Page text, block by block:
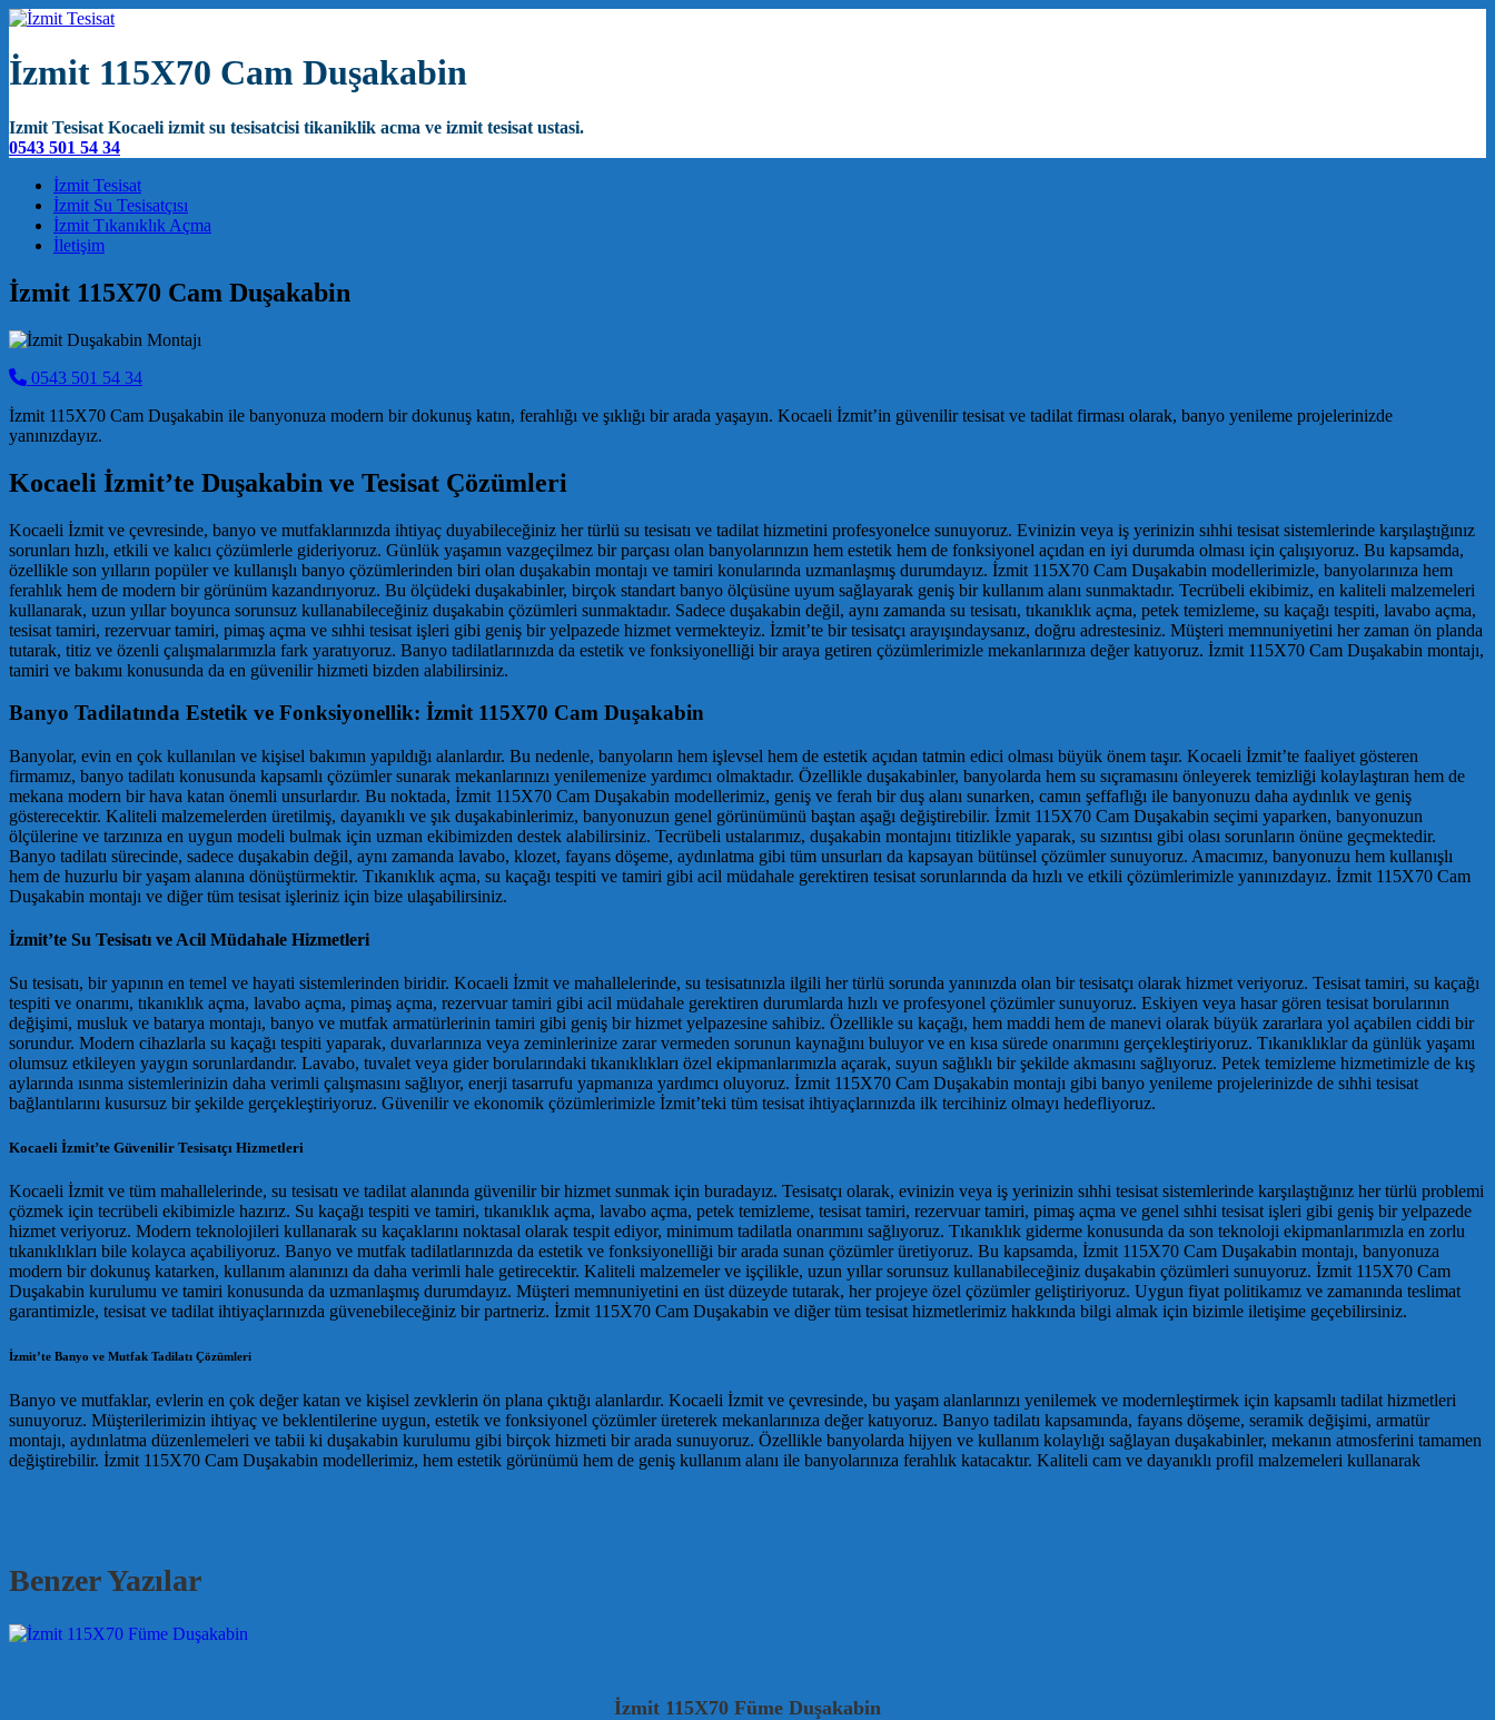
İzmit 115X70 Cam Duşakabin
Izmit Tesisat Kocaeli izmit su tesisatcisi tikaniklik acma ve izmit tesisat ustasi.
0543 501 54 34
Main Navigation
İzmit Tesisat
İzmit Su Tesisatçısı
İzmit Tıkanıklık Açma
İletişim
İzmit 115X70 Cam Duşakabin
0543 501 54 34
İzmit 115X70 Cam Duşakabin ile banyonuza modern bir dokunuş katın, ferahlığı ve şıklığı bir arada yaşayın. Kocaeli İzmit’in güvenilir tesisat ve tadilat firması olarak, banyo yenileme projelerinizde
yanınızdayız.
Kocaeli İzmit’te Duşakabin ve Tesisat Çözümleri
Kocaeli İzmit ve çevresinde, banyo ve mutfaklarınızda ihtiyaç duyabileceğiniz her türlü su tesisatı ve tadilat hizmetini profesyonelce sunuyoruz. Evinizin veya iş yerinizin sıhhi tesisat sistemlerinde karşılaştığınız
sorunları hızlı, etkili ve kalıcı çözümlerle gideriyoruz. Günlük yaşamın vazgeçilmez bir parçası olan banyolarınızın hem estetik hem de fonksiyonel açıdan en iyi durumda olması için çalışıyoruz. Bu kapsamda,
özellikle son yılların popüler ve kullanışlı banyo çözümlerinden biri olan duşakabin montajı ve tamiri konularında uzmanlaşmış durumdayız. İzmit 115X70 Cam Duşakabin modellerimizle, banyolarınıza hem
ferahlık hem de modern bir görünüm kazandırıyoruz. Bu ölçüdeki duşakabinler, birçok standart banyo ölçüsüne uyum sağlayarak geniş bir kullanım alanı sunmaktadır. Tecrübeli ekibimiz, en kaliteli malzemeleri
kullanarak, uzun yıllar boyunca sorunsuz kullanabileceğiniz duşakabin çözümleri sunmaktadır. Sadece duşakabin değil, aynı zamanda su tesisatı, tıkanıklık açma, petek temizleme, su kaçağı tespiti, lavabo açma,
tesisat tamiri, rezervuar tamiri, pimaş açma ve sıhhi tesisat işleri gibi geniş bir yelpazede hizmet vermekteyiz. İzmit’te bir tesisatçı arayışındaysanız, doğru adrestesiniz. Müşteri memnuniyetini her zaman ön planda
tutarak, titiz ve özenli çalışmalarımızla fark yaratıyoruz. Banyo tadilatlarınızda da estetik ve fonksiyonelliği bir araya getiren çözümlerimizle mekanlarınıza değer katıyoruz. İzmit 115X70 Cam Duşakabin montajı,
tamiri ve bakımı konusunda da en güvenilir hizmeti bizden alabilirsiniz.
Banyo Tadilatında Estetik ve Fonksiyonellik: İzmit 115X70 Cam Duşakabin
Banyolar, evin en çok kullanılan ve kişisel bakımın yapıldığı alanlardır. Bu nedenle, banyoların hem işlevsel hem de estetik açıdan tatmin edici olması büyük önem taşır. Kocaeli İzmit’te faaliyet gösteren
firmamız, banyo tadilatı konusunda kapsamlı çözümler sunarak mekanlarınızı yenilemenize yardımcı olmaktadır. Özellikle duşakabinler, banyolarda hem su sıçramasını önleyerek temizliği kolaylaştıran hem de
mekana modern bir hava katan önemli unsurlardır. Bu noktada, İzmit 115X70 Cam Duşakabin modellerimiz, geniş ve ferah bir duş alanı sunarken, camın şeffaflığı ile banyonuzu daha aydınlık ve geniş
gösterecektir. Kaliteli malzemelerden üretilmiş, dayanıklı ve şık duşakabinlerimiz, banyonuzun genel görünümünü baştan aşağı değiştirebilir. İzmit 115X70 Cam Duşakabin seçimi yaparken, banyonuzun
ölçülerine ve tarzınıza en uygun modeli bulmak için uzman ekibimizden destek alabilirsiniz. Tecrübeli ustalarımız, duşakabin montajını titizlikle yaparak, su sızıntısı gibi olası sorunların önüne geçmektedir.
Banyo tadilatı sürecinde, sadece duşakabin değil, aynı zamanda lavabo, klozet, fayans döşeme, aydınlatma gibi tüm unsurları da kapsayan bütünsel çözümler sunuyoruz. Amacımız, banyonuzu hem kullanışlı
hem de huzurlu bir yaşam alanına dönüştürmektir. Tıkanıklık açma, su kaçağı tespiti ve tamiri gibi acil müdahale gerektiren tesisat sorunlarında da hızlı ve etkili çözümlerimizle yanınızdayız. İzmit 115X70 Cam
Duşakabin montajı ve diğer tüm tesisat işleriniz için bize ulaşabilirsiniz.
İzmit’te Su Tesisatı ve Acil Müdahale Hizmetleri
Su tesisatı, bir yapının en temel ve hayati sistemlerinden biridir. Kocaeli İzmit ve mahallelerinde, su tesisatınızla ilgili her türlü sorunda yanınızda olan bir tesisatçı olarak hizmet veriyoruz. Tesisat tamiri, su kaçağı
tespiti ve onarımı, tıkanıklık açma, lavabo açma, pimaş açma, rezervuar tamiri gibi acil müdahale gerektiren durumlarda hızlı ve profesyonel çözümler sunuyoruz. Eskiyen veya hasar gören tesisat borularının
değişimi, musluk ve batarya montajı, banyo ve mutfak armatürlerinin tamiri gibi geniş bir hizmet yelpazesine sahibiz. Özellikle su kaçağı, hem maddi hem de manevi olarak büyük zararlara yol açabilen ciddi bir
sorundur. Modern cihazlarla su kaçağı tespiti yaparak, duvarlarınıza veya zeminlerinize zarar vermeden sorunun kaynağını buluyor ve en kısa sürede onarımını gerçekleştiriyoruz. Tıkanıklıklar da günlük yaşamı
olumsuz etkileyen yaygın sorunlardandır. Lavabo, tuvalet veya gider borularındaki tıkanıklıkları özel ekipmanlarımızla açarak, suyun sağlıklı bir şekilde akmasını sağlıyoruz. Petek temizleme hizmetimizle de kış
aylarında ısınma sistemlerinizin daha verimli çalışmasını sağlıyor, enerji tasarrufu yapmanıza yardımcı oluyoruz. İzmit 115X70 Cam Duşakabin montajı gibi banyo yenileme projelerinizde de sıhhi tesisat
bağlantılarını kusursuz bir şekilde gerçekleştiriyoruz. Güvenilir ve ekonomik çözümlerimizle İzmit’teki tüm tesisat ihtiyaçlarınızda ilk tercihiniz olmayı hedefliyoruz.
Kocaeli İzmit’te Güvenilir Tesisatçı Hizmetleri
Kocaeli İzmit ve tüm mahallelerinde, su tesisatı ve tadilat alanında güvenilir bir hizmet sunmak için buradayız. Tesisatçı olarak, evinizin veya iş yerinizin sıhhi tesisat sistemlerinde karşılaştığınız her türlü problemi
çözmek için tecrübeli ekibimizle hazırız. Su kaçağı tespiti ve tamiri, tıkanıklık açma, lavabo açma, petek temizleme, tesisat tamiri, rezervuar tamiri, pimaş açma ve genel sıhhi tesisat işleri gibi geniş bir yelpazede
hizmet veriyoruz. Modern teknolojileri kullanarak su kaçaklarını noktasal olarak tespit ediyor, minimum tadilatla onarımını sağlıyoruz. Tıkanıklık giderme konusunda da son teknoloji ekipmanlarımızla en zorlu
tıkanıklıkları bile kolayca açabiliyoruz. Banyo ve mutfak tadilatlarınızda da estetik ve fonksiyonelliği bir arada sunan çözümler üretiyoruz. Bu kapsamda, İzmit 115X70 Cam Duşakabin montajı, banyonuza
modern bir dokunuş katarken, kullanım alanınızı da daha verimli hale getirecektir. Kaliteli malzemeler ve işçilikle, uzun yıllar sorunsuz kullanabileceğiniz duşakabin çözümleri sunuyoruz. İzmit 115X70 Cam
Duşakabin kurulumu ve tamiri konusunda da uzmanlaşmış durumdayız. Müşteri memnuniyetini en üst düzeyde tutarak, her projeye özel çözümler geliştiriyoruz. Uygun fiyat politikamız ve zamanında teslimat
garantimizle, tesisat ve tadilat ihtiyaçlarınızda güvenebileceğiniz bir partneriz. İzmit 115X70 Cam Duşakabin ve diğer tüm tesisat hizmetlerimiz hakkında bilgi almak için bizimle iletişime geçebilirsiniz.
İzmit’te Banyo ve Mutfak Tadilatı Çözümleri
Banyo ve mutfaklar, evlerin en çok değer katan ve kişisel zevklerin ön plana çıktığı alanlardır. Kocaeli İzmit ve çevresinde, bu yaşam alanlarınızı yenilemek ve modernleştirmek için kapsamlı tadilat hizmetleri
sunuyoruz. Müşterilerimizin ihtiyaç ve beklentilerine uygun, estetik ve fonksiyonel çözümler üreterek mekanlarınıza değer katıyoruz. Banyo tadilatı kapsamında, fayans döşeme, seramik değişimi, armatür
montajı, aydınlatma düzenlemeleri ve tabii ki duşakabin kurulumu gibi birçok hizmeti bir arada sunuyoruz. Özellikle banyolarda hijyen ve kullanım kolaylığı sağlayan duşakabinler, mekanın atmosferini tamamen
değiştirebilir. İzmit 115X70 Cam Duşakabin modellerimiz, hem estetik görünümü hem de geniş kullanım alanı ile banyolarınıza ferahlık katacaktır. Kaliteli cam ve dayanıklı profil malzemeleri kullanarak
Benzer Yazılar
İzmit 115X70 Füme Duşakabin